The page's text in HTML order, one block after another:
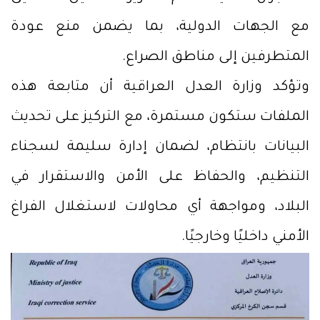
مع الجهات الدولية، بما يضمن منع عودة
المتطرفين إلى مناطق الصراع.
وتؤكد وزارة العدل العراقية أن متابعة هذه
الملفات ستكون مستمرة، مع التركيز على تحديث
البيانات بانتظام، لضمان إدارة سليمة لسجناء
التنظيم، والحفاظ على الأمن والاستقرار في
البلاد، ومواجهة أي محاولات لاستغلال الفراغ
الأمني داخليًا وخارجيًا.